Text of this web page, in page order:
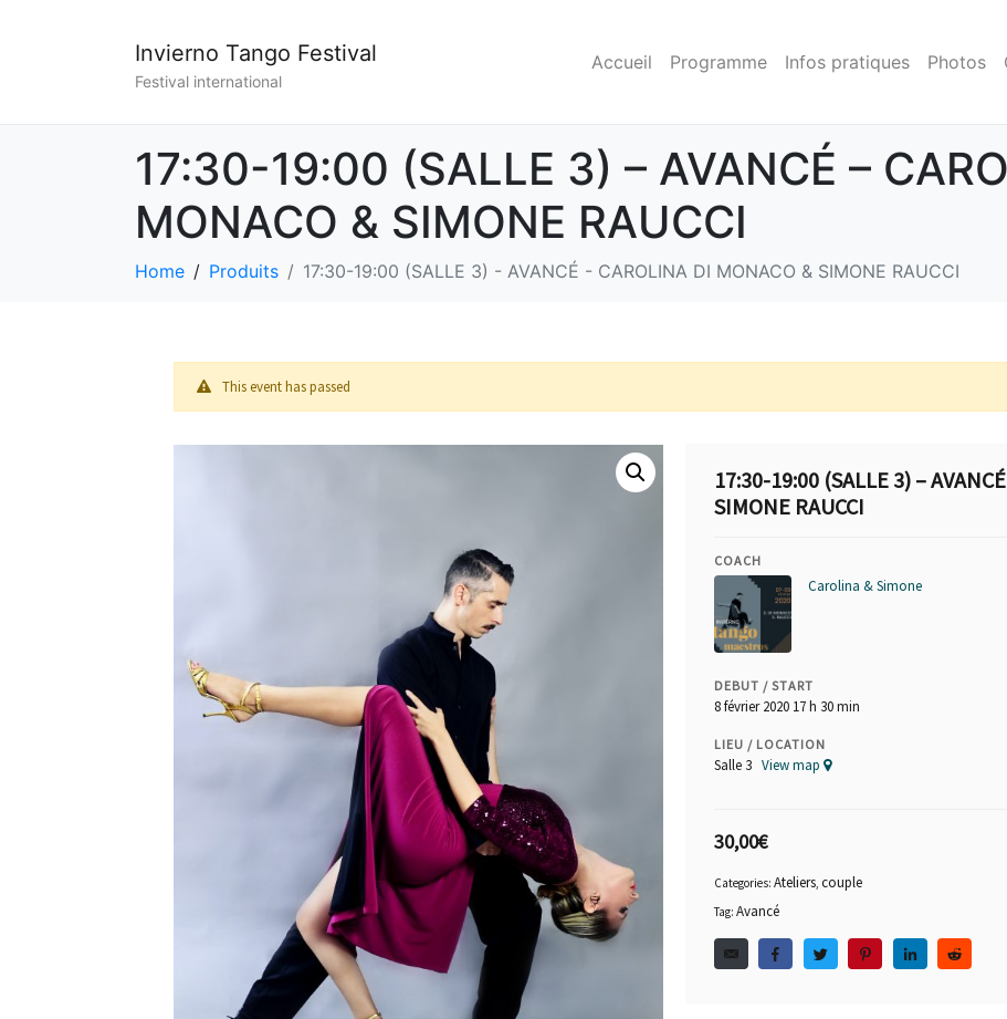
Invierno Tango Festival
Festival international
Accueil Programme Infos pratiques Photos
17:30-19:00 (SALLE 3) – AVANCÉ –
MONACO & SIMONE RAUCCI
Home Produits 17:30-19:00 (SALLE 3) - AVANCÉ - CAROLINA DI MONACO & SIMONE RAUCCI
This event has passed
17:30-19:00 (SALLE 3) –
SIMONE RAUCCI
COACH
Carolina & Simone
DEBUT / START
8 février 2020 17 h 30 min
LIEU / LOCATION
Salle 3 View map
30,00€
Categories: Ateliers, couple
Tag: Avancé